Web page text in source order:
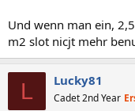
Und wenn man ein,
m2 slot nicjt mehr
L Lucky81
Cadet 2nd Year